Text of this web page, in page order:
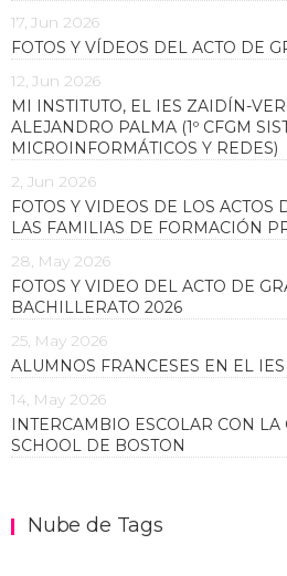
17, Jun 2026
FOTOS Y VÍDEOS DEL ACTO DE
12, Jun 2026
MI INSTITUTO, EL IES ZAIDÍN-
ALEJANDRO PALMA (1º CFGM
MICROINFORMÁTICOS Y REDES)
2, Jun 2026
FOTOS Y VIDEOS DE LOS ACTOS
LAS FAMILIAS DE FORMACIÓN
28, May 2026
FOTOS Y VIDEO DEL ACTO DE
BACHILLERATO 2026
25, May 2026
ALUMNOS FRANCESES EN EL IES
14, May 2026
INTERCAMBIO ESCOLAR CON
SCHOOL DE BOSTON
Nube de Tags